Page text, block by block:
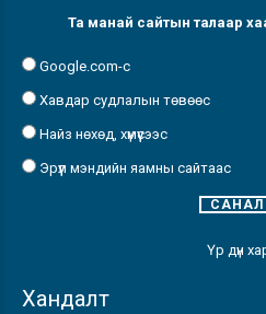
Та манай сайтын талаар
Google.com-с
Хавдар судлалын төвөөс
Найз нөхөд, хүмүүсээс
Эрүүл мэндийн яамны сайтаас
Үр дүн
Хандалт